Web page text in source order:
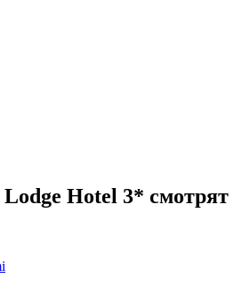
Hotel 3* смотрят